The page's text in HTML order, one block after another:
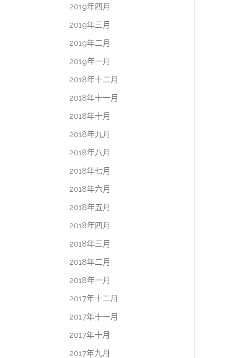
2019年四月
2019年三月
2019年二月
2019年一月
2018年十二月
2018年十一月
2018年十月
2018年九月
2018年八月
2018年七月
2018年六月
2018年五月
2018年四月
2018年三月
2018年二月
2018年一月
2017年十二月
2017年十一月
2017年十月
2017年九月